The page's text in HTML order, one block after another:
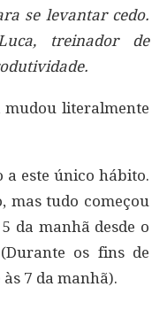
se levantar cedo.
treinador de
mudou literalmente
a este único hábito.
mas tudo começou
da manhã desde o
os fins de
7 da manhã).